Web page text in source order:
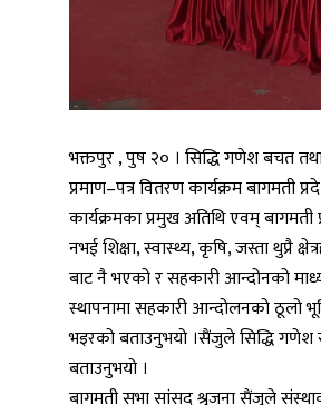
भक्तपुर , पुष २० । सिद्धि गणेश बचत
प्रमाण–पत्र वितरण कार्यक्रम बागमती
कार्यक्रमका प्रमुख अतिथि एवम्
नभई शिक्षा, स्वास्थ्य, कृषि, जस्ता थुप्रै
बाट नै भएको र सहकारी आन्दोनको
स्थापनामा सहकारी आन्दोलनको ठूलो
भइरको बताउनुभयो ।सैंजुले सिद्धि गणेश
बताउनुभयो ।